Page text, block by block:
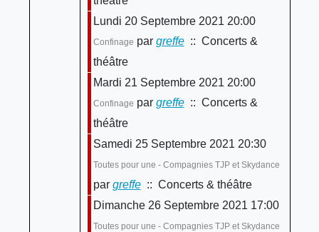
Lundi 20 Septembre 2021 20:00
Confinage par greffe:: Concerts &
théâtre
Mardi 21 Septembre 2021 20:00
Confinage par greffe:: Concerts &
théâtre
Samedi 25 Septembre 2021 20:30
Toutes pour une - Compagnies TJP et Skydance
par greffe:: Concerts & théâtre
Dimanche 26 Septembre 2021 17:00
Toutes pour une - Compagnies TJP et Skydance